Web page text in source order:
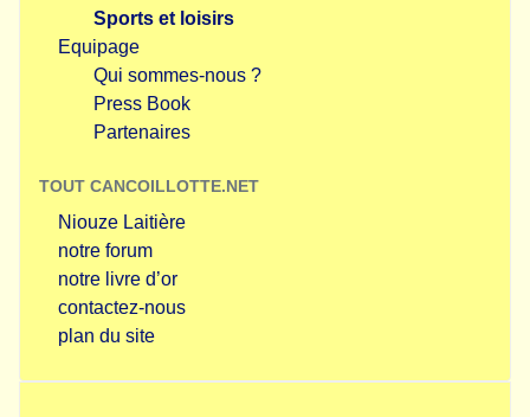
Sports et loisirs
Equipage
Qui sommes-nous ?
Press Book
Partenaires
TOUT CANCOILLOTTE.NET
Niouze Laitière
notre forum
notre livre d’or
contactez-nous
plan du site